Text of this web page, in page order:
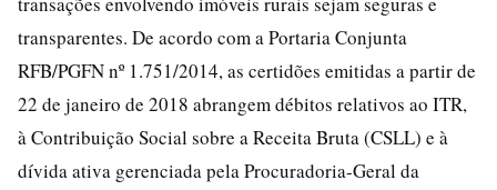
transparentes. De acordo com a Portaria Conjunta
RFB/PGFN nº 1.751/2014, as certidões emitidas a partir de
22 de janeiro de 2018 abrangem débitos relativos ao ITR,
à Contribuição Social sobre a Receita Bruta (CSLL) e à
dívida ativa gerenciada pela Procuradoria-Geral da